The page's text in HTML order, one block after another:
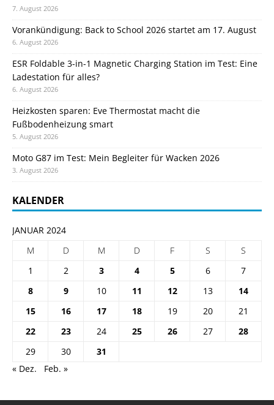
7. August 2026
Vorankündigung: Back to School 2026 startet am 17. August
6. August 2026
ESR Foldable 3-in-1 Magnetic Charging Station im Test: Eine
Ladestation für alles?
6. August 2026
Heizkosten sparen: Eve Thermostat macht die
Fußbodenheizung smart
5. August 2026
Moto G87 im Test: Mein Begleiter für Wacken 2026
3. August 2026
KALENDER
JANUAR 2024
M
D M D F S
S
1
2 3 4 5 6
7
8
9 10 11 12 13
14
15
16 17 18 19 20
21
22
23 24 25 26 27
28
29
30
31
« Dez.
Feb. »